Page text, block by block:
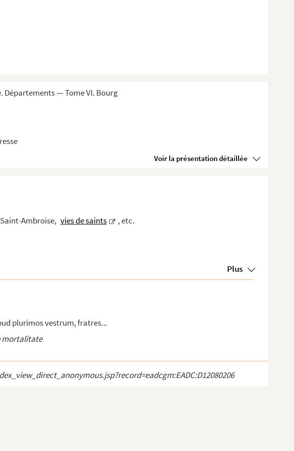
Départements — Tome VI. Bourg
Voir la présentation détaillée
l'Ordr...
Ambroise, vies de saints
, etc.
Plus
plurimos vestrum, fratres...
mortalitate